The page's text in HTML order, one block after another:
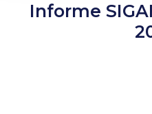
Informe